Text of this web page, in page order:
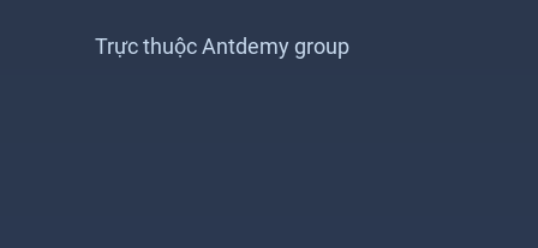
Trực thuộc Antdemy group